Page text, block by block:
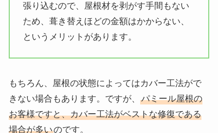
張り込むので、屋根材を剥がす手間もない
ため、葺き替えほどの金額はかからない、
というメリットがあります。
もちろん、屋根の状態によってはカバー工法がで
きない場合もあります。ですが、 パミール屋根の
お客様ですと、カバー工法がベストな修復である
場合が多いのです。